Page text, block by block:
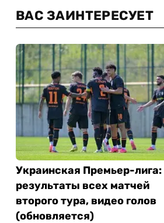
ВАС ЗАИНТЕРЕСУЕТ
Украинская Премьер-лига:
результаты всех матчей
второго тура, видео голов
(обновляется)